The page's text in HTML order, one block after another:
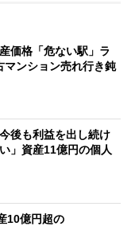
価格「危ない駅」ラ
マンション売れ行き鈍
後も利益を出し続け
」資産11億円の個人
10億円超の